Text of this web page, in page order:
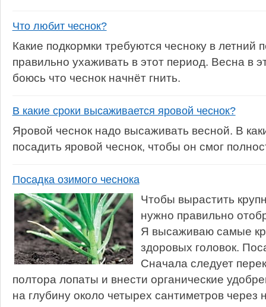
Что любит чеснок?
Какие подкормки требуются чесноку в летний
правильно ухаживать в этот период. Весна в
боюсь что чеснок начнёт гнить.
В какие сроки высаживается яровой чеснок?
Яровой чеснок надо высаживать весной. В
посадить яровой чеснок, чтобы он смог
Посадка озимого чеснока
Чтобы вырастить
нужно правильно
Я высаживаю самые
здоровых головок.
Сначала следует
полтора лопаты и внести органические
на глубину около четырех сантиметров через